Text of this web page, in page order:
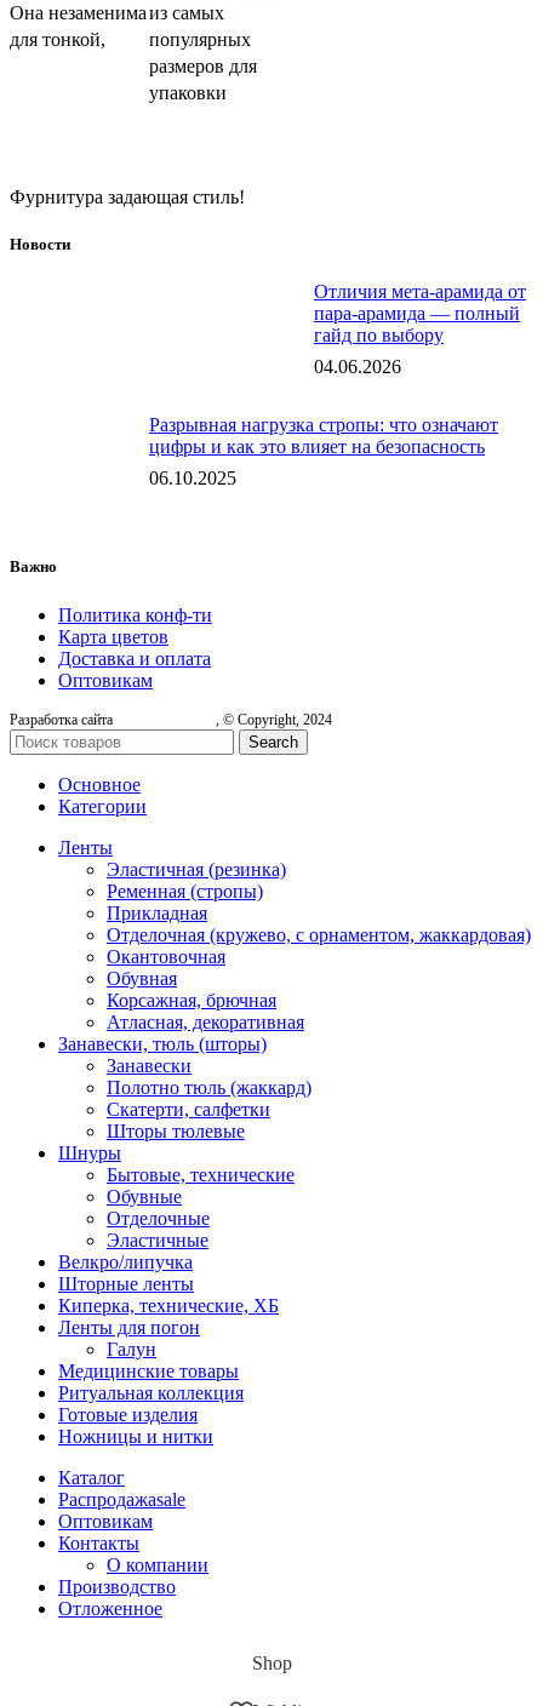
Она незаменима
для тонкой,
из самых
популярных
размеров для
упаковки
Фурнитура задающая стиль!
Новости
Отличия мета-арамида от
пара-арамида — полный
гайд по выбору
04.06.2026
Разрывная нагрузка стропы: что означают
цифры и как это влияет на безопасность
06.10.2025
Важно
Политика конф-ти
Карта цветов
Доставка и оплата
Оптовикам
Разработка сайта , © Copyright, 2024
Search
Основное
Категории
Ленты
Эластичная (резинка)
Ременная (стропы)
Прикладная
Отделочная (кружево, с орнаментом, жаккардовая)
Окантовочная
Обувная
Корсажная, брючная
Атласная, декоративная
Занавески, тюль (шторы)
Занавески
Полотно тюль (жаккард)
Скатерти, салфетки
Шторы тюлевые
Шнуры
Бытовые, технические
Обувные
Отделочные
Эластичные
Велкро/липучка
Шторные ленты
Киперка, технические, ХБ
Ленты для погон
Галун
Медицинские товары
Ритуальная коллекция
Готовые изделия
Ножницы и нитки
Каталог
Распродажаsale
Оптовикам
Контакты
О компании
Производство
Отложенное
Shop